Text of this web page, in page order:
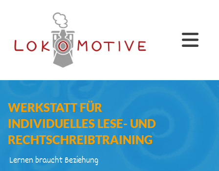
Zum Inhalt springen
WERKSTATT FÜR
INDIVIDUELLES LESE- UND
RECHTSCHREIB­TRAINING
Lernen braucht Beziehung